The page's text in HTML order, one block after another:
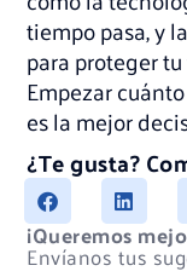
¿Te gusta?
¡Queremos
Envíanos tus
tiempo pasa, y
para proteger
Empezar
es la mejor